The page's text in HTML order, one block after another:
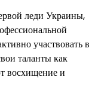
леди Украины,
участвовать в
таланты как
восхищение и